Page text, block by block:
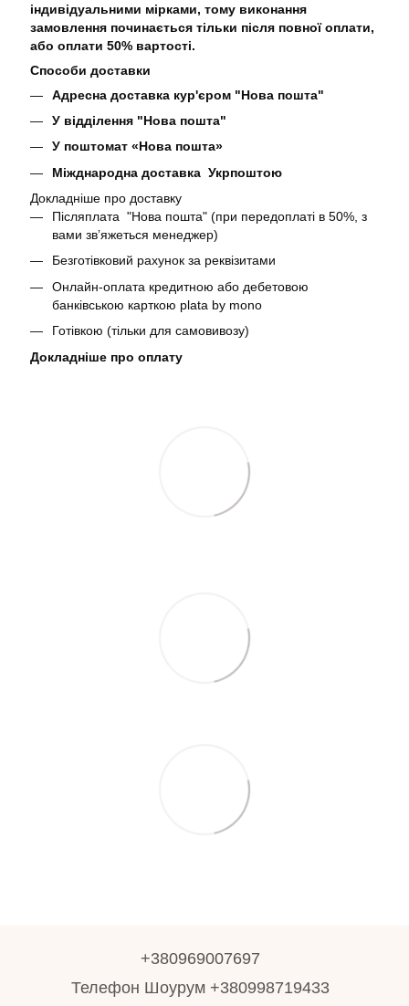
індивідуальними мірками, тому виконання
замовлення починається тільки після повної оплати,
або оплати 50% вартості.
Способи доставки
Адресна доставка кур'єром "Нова пошта"
У відділення "Нова пошта"
У поштомат «Нова пошта»
Міжднародна доставка Укрпоштою
Докладніше про доставку
Післяплата "Нова пошта" (при передоплаті в 50%, з
вами звʼяжеться менеджер)
Безготівковий рахунок за реквізитами
Онлайн-оплата кредитною або дебетовою
банківською карткою plata by mono
Готівкою (тільки для самовивозу)
Докладніше про оплату
+380969007697
Телефон Шоурум +380998719433